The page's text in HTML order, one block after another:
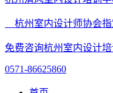
杭州室内设计师协会
免费咨询杭州室内设计
0571-86625860